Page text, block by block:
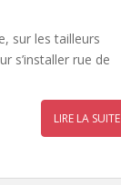
sur les tailleurs
s’installer rue de
LIRE LA SUITE